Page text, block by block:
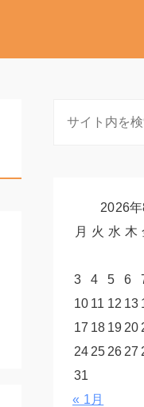
2026年
月 火 水 木
3
4 5 6
10 11 12 13
17 18 19 20
24 25 26 27
31
« 1月